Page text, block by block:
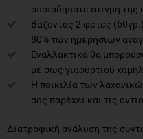
οποιαδήποτε στιγμή της
Βάζοντας 2 φέτες
80% των ημερήσιων
Εναλλακτικά θα
με σως γιαουρτιού
H ποικιλία των
σας παρέχει και τις
Διατροφική ανάλυση της